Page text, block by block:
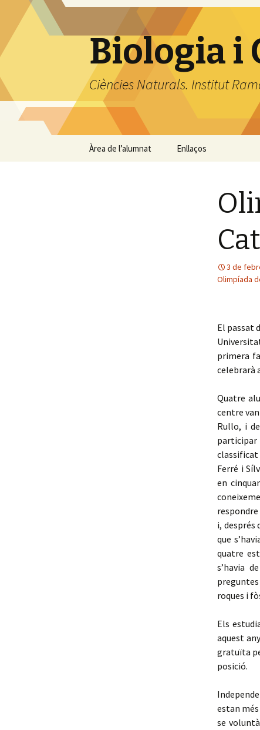
Biologia i
Ciències Naturals. Institut
Vés
Àrea de l’alumnat Enllaços
3 de
Olimpíada
El passat
primera
celebrarà
Quatre
centre
Rullo, i
Ferré i
en
i, després
que
quatre
s’havia
roques i
Els
aquest
gratuïta
posició.
estan
se